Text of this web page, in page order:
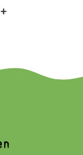
+